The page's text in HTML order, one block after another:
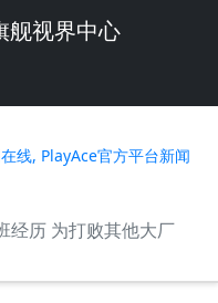
舰视界中心
线, PlayAce官方平台新闻
经历 为打败其他大厂